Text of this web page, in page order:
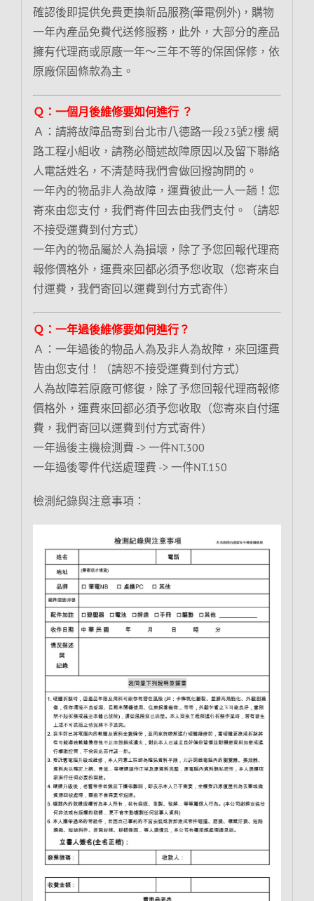
確認後即提供免費更換新品服務(筆電例外)，購物
一年內產品免費代送修服務，此外，大部分的產品
擁有代理商或原廠一年～三年不等的保固保修，依
原廠保固條款為主。
Ｑ：一個月後維修要如何進行 ？
Ａ：請將故障品寄到台北市八德路一段23號2樓 網
路工程小組收，請務必簡述故障原因以及留下聯絡
人電話姓名，不清楚時我們會做回撥詢問的。
一年內的物品非人為故障，運費彼此一人一趟！您
寄來由您支付，我們寄件回去由我們支付。（請恕
不接受運費到付方式）
一年內的物品屬於人為損壞，除了予您回報代理商
報修價格外，運費來回都必須予您收取（您寄來自
付運費，我們寄回以運費到付方式寄件）
Ｑ：一年過後維修要如何進行？
Ａ：一年過後的物品人為及非人為故障，來回運費
皆由您支付！（請恕不接受運費到付方式）
人為故障若原廠可修復，除了予您回報代理商報修
價格外，運費來回都必須予您收取（您寄來自付運
費，我們寄回以運費到付方式寄件）
一年過後主機檢測費 -> 一件NT.300
一年過後零件代送處理費 -> 一件NT.150
檢測紀錄與注意事項：